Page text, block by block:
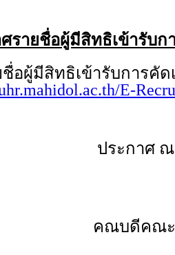
รายชื่อผู้มีสิทธิเข้ารับก
มีสิทธิเข้ารับการคัดเ
E-
ประกาศ
คณบดีคณะ